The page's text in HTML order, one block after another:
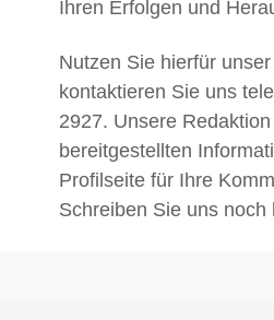
Ihren Erfolgen und
Nutzen Sie hierfür
kontaktieren Sie uns
2927. Unsere
bereitgestellten
Profilseite für Ihre
Schreiben Sie uns noch